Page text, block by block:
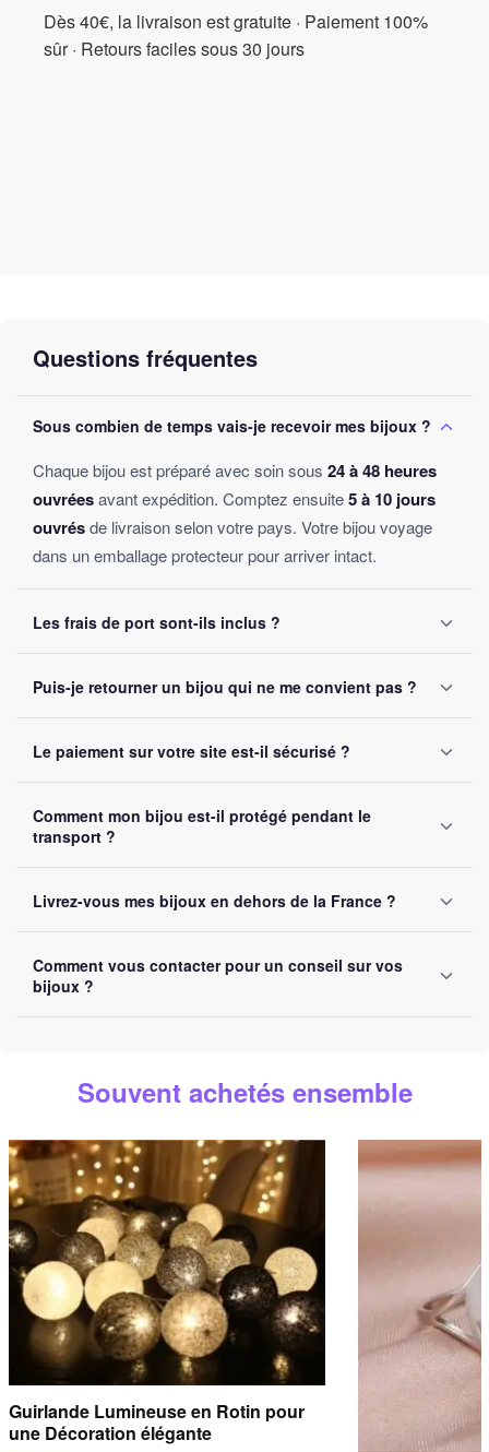
Dès 40€, la livraison est gratuite · Paiement 100%
sûr · Retours faciles sous 30 jours
Questions fréquentes
Sous combien de temps vais-je recevoir mes bijoux ?
Chaque bijou est préparé avec soin sous 24 à 48 heures
ouvréesavant expédition. Comptez ensuite5 à 10 jours
ouvrésde livraison selon votre pays. Votre bijou voyage
dans un emballage protecteur pour arriver intact.
Les frais de port sont-ils inclus ?
sans montant minimum d'achat. Votre bijou part sous 24 à
48 heures ouvrées.
Puis-je retourner un bijou qui ne me convient pas ?
le retourner. Remboursement intégral garanti, sans
question posée.
Le paiement sur votre site est-il sécurisé ?
SSL. Nous acceptons Visa, Mastercard, PayPal et Apple
Pay. Vos données bancaires ne sont jamais stockées sur
Comment mon bijou est-il protégé pendant le
transport ?
renforcé. Un numéro de suivi vous est envoyé par e-mail
dès l'expédition.
Livrez-vous mes bijoux en dehors de la France ?
Suisse et Canada. Comptez 5 à 10 jours ouvrés selon la
destination.
Comment vous contacter pour un conseil sur vos
bijoux ?
répondons sous24 heures ouvrées .
Souvent achetés ensemble
Guirlande Lumineuse en Rotin pour
une Décoration élégante